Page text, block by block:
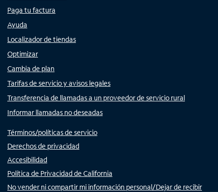
Paga tu factura
Ayuda
Localizador de tiendas
Optimizar
Cambia de plan
Tarifas de servicio y avisos legales
Transferencia de llamadas a un proveedor de servicio rural
Informar llamadas no deseadas
Términos/políticas de servicio
Derechos de privacidad
Accesibilidad
Política de Privacidad de California
No vender ni compartir mi información personal/Dejar de recibir